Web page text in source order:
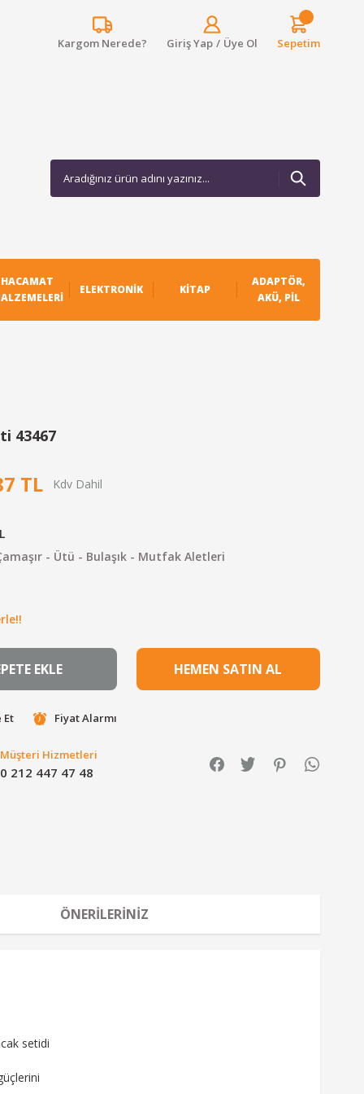
Kargom Nerede? Giriş Yap / Üye Ol Sepetim
HACAMAT
ELEKTRONIK KITAP
ADAPTÖR,
AKÜ, PIL
43467
TL
- Ütü - Bulaşık - Mutfak Aletleri
EKLE HEMEN SATIN AL
Et Fiyat Alarmı
Müşteri Hizmetleri
0 212 447 47 48
ÖNERILERINIZ
setidi